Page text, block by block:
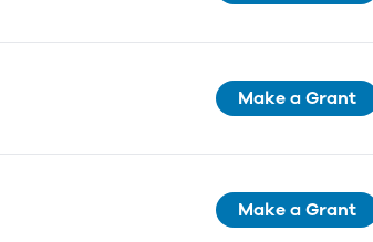
Make a Grant
Make a Grant